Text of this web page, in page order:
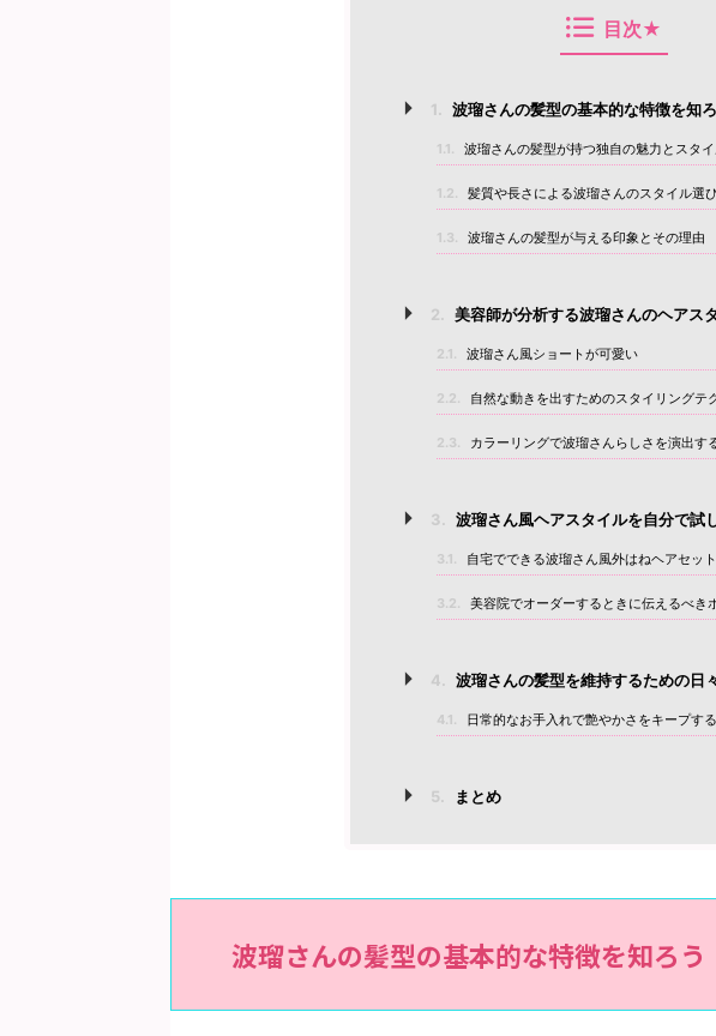
目次★
1. 波瑠さんの髪型の基本的な特徴を知
1.1. 波瑠さんの髪型が持つ独自の魅力とスタ
1.2. 髪質や長さによる波瑠さんのスタイル選
1.3. 波瑠さんの髪型が与える印象とその理由
2. 美容師が分析する波瑠さんのヘアス
2.1. 波瑠さん風ショートが可愛い
2.2. 自然な動きを出すためのスタイリングテ
2.3. カラーリングで波瑠さんらしさを演出す
3. 波瑠さん風ヘアスタイルを自分で試
3.1. 自宅でできる波瑠さん風外はねヘアセッ
3.2. 美容院でオーダーするときに伝えるべき
4. 波瑠さんの髪型を維持するための日
4.1. 日常的なお手入れで艶やかさをキープす
5. まとめ
波瑠さんの髪型の基本的な特徴を知ろう